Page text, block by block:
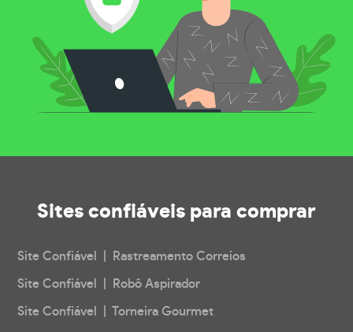
Sites confiáveis para comprar
Site Confiável | Rastreamento Correios
Site Confiável | Robô Aspirador
Site Confiável | Torneira Gourmet